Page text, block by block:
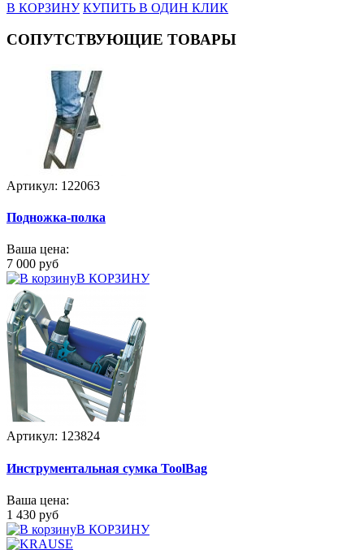
В КОРЗИНУ КУПИТЬ В ОДИН КЛИК
СОПУТСТВУЮЩИЕ ТОВАРЫ
Артикул: 122063
Подножка-полка
Ваша цена:
7 000 руб
В КОРЗИНУ
Артикул: 123824
Инструментальная сумка ToolBag
Ваша цена:
1 430 руб
В КОРЗИНУ